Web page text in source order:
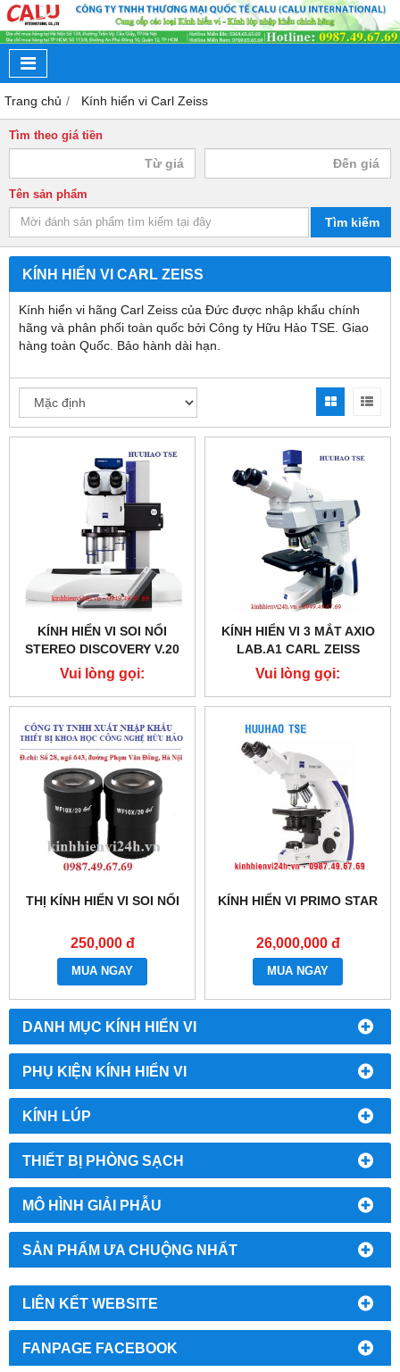
Trang chủ Kính hiển vi Carl Zeiss
Tìm theo giá tiền
Tên sản phẩm
Tìm kiếm
DANH MỤC KÍNH HIỂN VI
PHỤ KIỆN KÍNH HIỂN VI
KÍNH LÚP
THIẾT BỊ PHÒNG SẠCH
MÔ HÌNH GIẢI PHẪU
SẢN PHẨM ƯA CHUỘNG NHẤT
LIÊN KẾT WEBSITE
FANPAGE FACEBOOK
KÍNH HIỂN VI CARL ZEISS
Kính hiển vi hãng Carl Zeiss của Đức được nhập khẩu chính
hãng và phân phối toàn quốc bởi Công ty Hữu Hảo TSE. Giao
hàng toàn Quốc. Bảo hành dài hạn.
KÍNH HIỂN VI SOI NỔI
STEREO DISCOVERY V.20
CARL ZEISS
Vui lòng gọi:
0987.49.67.69
KÍNH HIỂN VI 3 MẮT AXIO
LAB.A1 CARL ZEISS
Vui lòng gọi:
0987.49.67.69
THỊ KÍNH HIỂN VI SOI NỔI
250,000 đ
MUA NGAY
KÍNH HIỂN VI PRIMO STAR
26,000,000 đ
MUA NGAY